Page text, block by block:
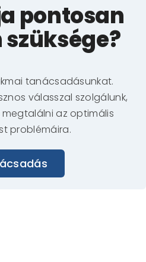
pontosan
tanácsadásunkat.
válasszal szolgálunk,
megtalálni az optimális
problémáira.